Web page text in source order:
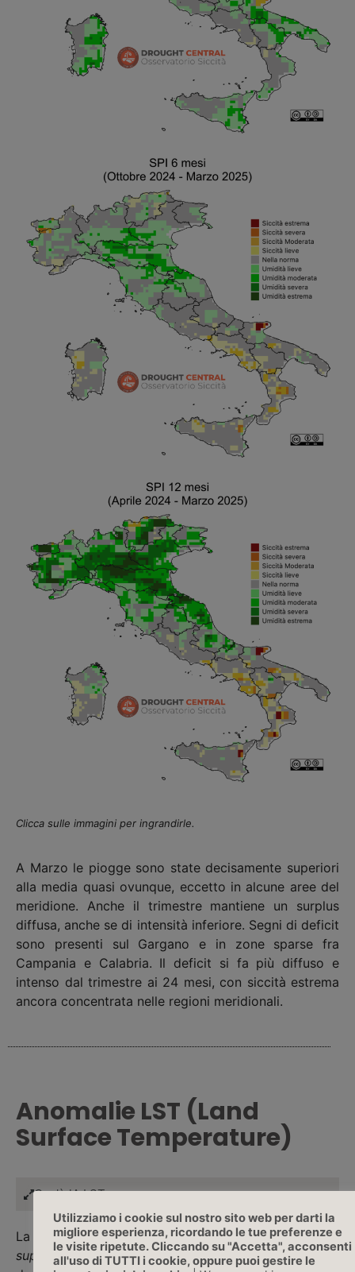
Clicca sulle immagini per ingrandirle.
A Marzo le piogge sono state decisamente superiori
alla media quasi ovunque, eccetto in alcune aree del
meridione. Anche il trimestre mantiene un surplus
diffusa, anche se di intensità inferiore. Segni di deficit
sono presenti sul Gargano e in zone sparse fra
Campania e Calabria. Il deficit si fa più diffuso e
intenso dal trimestre ai 24 mesi, con siccità estrema
ancora concentrata nelle regioni meridionali.
Anomalie LST (Land
Surface Temperature)
Cos'è lA LST
La Land Surface Temperature – LST otemperatura
superficialeè una Variabile Climatica Essenziale
Utilizziamo i cookie sul nostro sito web per darti la
migliore esperienza, ricordando le tue preferenze e
le visite ripetute. Cliccando su "Accetta", acconsenti
all'uso di TUTTI i cookie, oppure puoi gestire le